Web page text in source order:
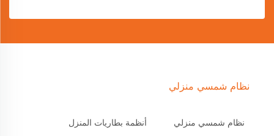
نظام شمسي منزلي
نظام شمسي منزلي أنظمة بطاريات المنزل